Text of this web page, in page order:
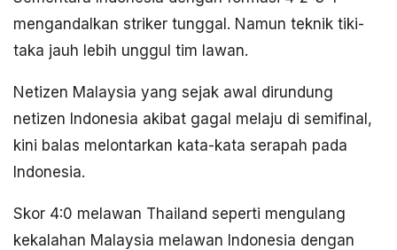
mengandalkan striker tunggal. Namun teknik tiki-
taka jauh lebih unggul tim lawan.
Netizen Malaysia yang sejak awal dirundung
netizen Indonesia akibat gagal melaju di semifinal,
kini balas melontarkan kata-kata serapah pada
Indonesia.
Skor 4:0 melawan Thailand seperti mengulang
kekalahan Malaysia melawan Indonesia dengan